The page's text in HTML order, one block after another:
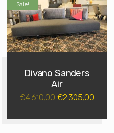
Sale!
Divano Sanders
Air
€4.610,00 €2.305,00